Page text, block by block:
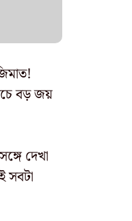
বড় জয়
দেখা
সবটা